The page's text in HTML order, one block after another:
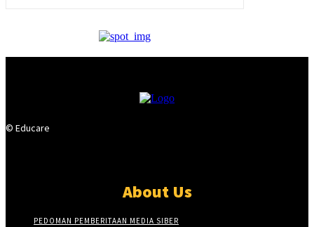
© Educare
About Us
PEDOMAN PEMBERITAAN MEDIA SIBER